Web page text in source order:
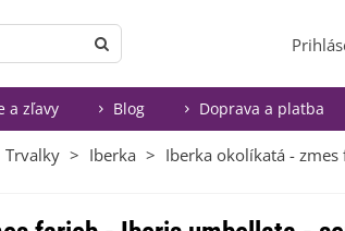
a zľavy Blog Doprava a platba
Trvalky > Iberka > Iberka okolíkatá -